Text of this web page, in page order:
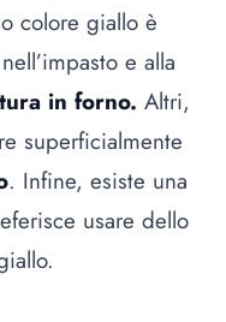
colore giallo è
e alla
in forno. Altri,
superficialmente
. Infine, esiste una
usare dello